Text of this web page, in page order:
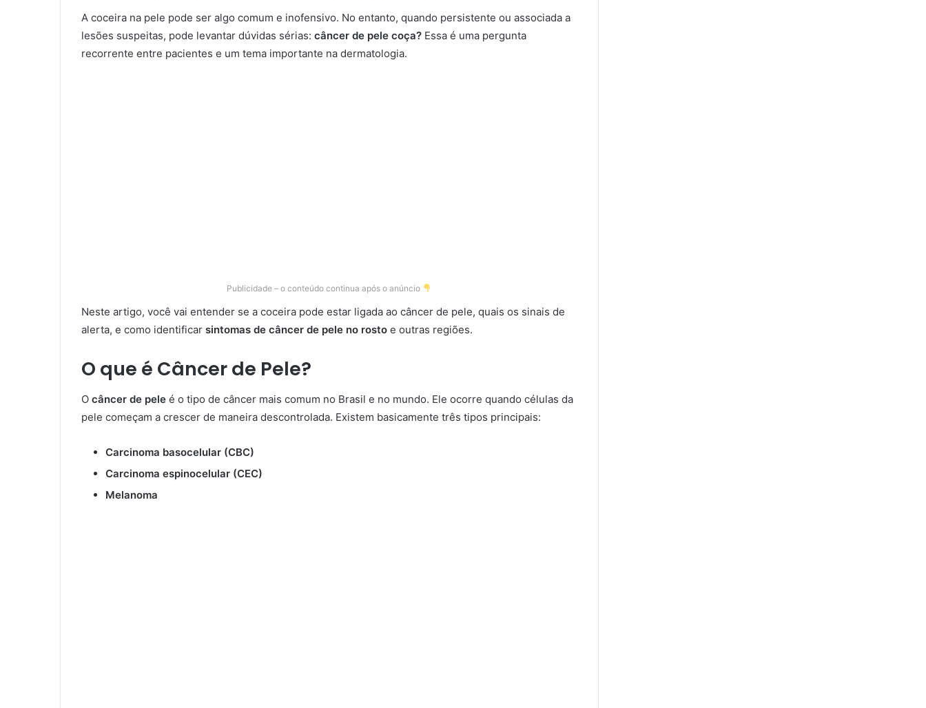
A coceira na pele pode ser algo comum e inofensivo. No entanto, quando persistente ou associada a
lesões suspeitas, pode levantar dúvidas sérias: câncer de pele coça? Essa é uma pergunta
recorrente entre pacientes e um tema importante na dermatologia.
Publicidade – o conteúdo continua após o anúncio
Neste artigo, você vai entender se a coceira pode estar ligada ao câncer de pele, quais os sinais de
alerta, e como identificar sintomas de câncer de pele no rosto e outras regiões.
O que é Câncer de Pele?
O câncer de pele é o tipo de câncer mais comum no Brasil e no mundo. Ele ocorre quando células da
pele começam a crescer de maneira descontrolada. Existem basicamente três tipos principais:
Carcinoma basocelular (CBC)
Carcinoma espinocelular (CEC)
Melanoma